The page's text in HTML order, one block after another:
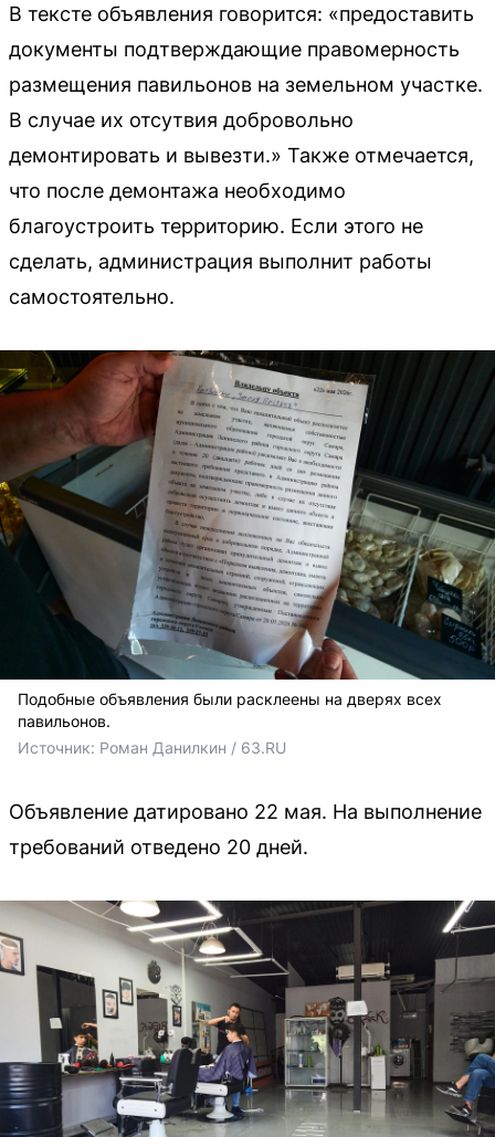
В тексте объявления говорится: «предоставить
документы подтверждающие правомерность
размещения павильонов на земельном участке.
В случае их отсутвия добровольно
демонтировать и вывезти.» Также отмечается,
что после демонтажа необходимо
благоустроить территорию. Если этого не
сделать, администрация выполнит работы
самостоятельно.
Подобные объявления были расклеены на дверях всех
павильонов.
Источник: Роман Данилкин / 63.RU
Объявление датировано 22 мая. На выполнение
требований отведено 20 дней.